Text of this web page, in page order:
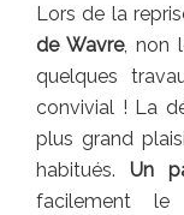
Lors de la
de Wavre, non
quelques
convivial ! La
plus grand
habitués. Un
facilement